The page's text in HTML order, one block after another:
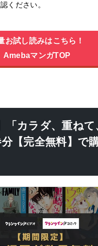
ください。
お試し読みはこちら！
AmebaマンガTOP
「カラダ、重ね
【完全無料】で